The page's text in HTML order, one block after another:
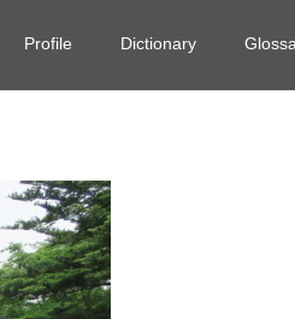
Profile Dictionary